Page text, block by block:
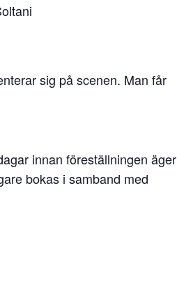
sig på scenen. Man får
innan föreställningen äger
bokas i samband med